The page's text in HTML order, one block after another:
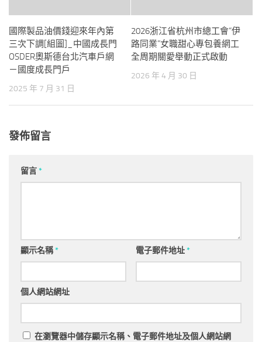
國際製品油價錢迎來年內第
三次下調[組圖]_中國成長門
OSDER奧斯德台北汽車戶網
－國度成長門戶
2025 年 7 月 31 日
2026浙江省杭州市總工會“伊
路同業”女職甜心專包養網工
全周期關愛舉動正式啟動
2026 年 4 月 30 日
發佈留言
留言*
顯示名稱* 電子郵件地址*
個人網站網址
在瀏覽器中儲存顯示名稱、電子郵件地址及個人網站網